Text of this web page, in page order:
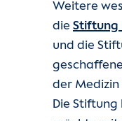
Weitere
die Stiftung
und die
der
Die Stiftung